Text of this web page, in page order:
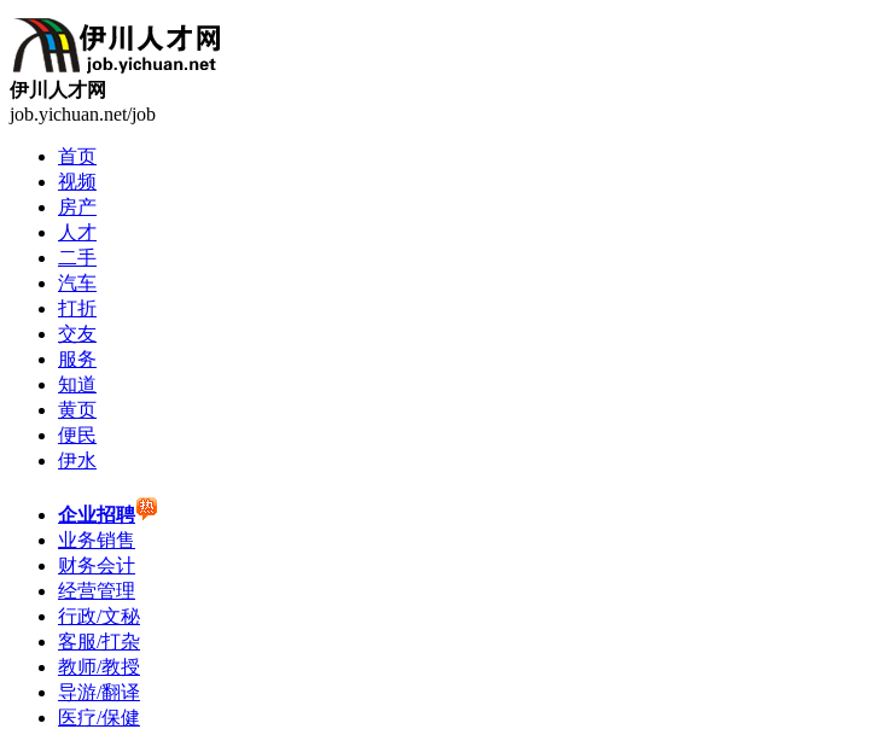
伊川人才网
job.yichuan.net/job
首页
视频
房产
人才
二手
汽车
打折
交友
服务
知道
黄页
便民
伊水
企业招聘
业务销售
财务会计
经营管理
行政/文秘
客服/打杂
教师/教授
导游/翻译
医疗/保健